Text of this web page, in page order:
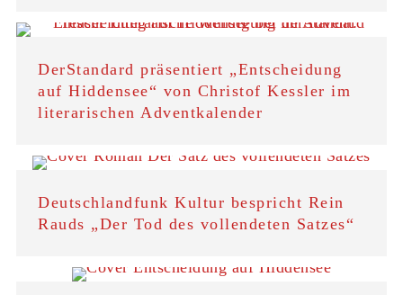
DerStandard präsentiert „Entscheidung
auf Hiddensee“ von Christof Kessler im
literarischen Adventkalender
Deutschlandfunk Kultur bespricht Rein
Rauds „Der Tod des vollendeten Satzes“